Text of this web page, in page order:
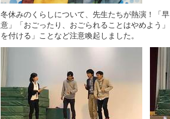
冬休みのくらしについて、先生たちが熱演！「
意」「おごったり、おごられることはやめよう
を付ける」ことなど注意喚起しました。